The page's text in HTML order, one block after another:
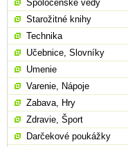
Spoločenské vedy
Starožitné knihy
Technika
Učebnice, Slovníky
Umenie
Varenie, Nápoje
Zabava, Hry
Zdravie, Šport
Darčekové poukážky